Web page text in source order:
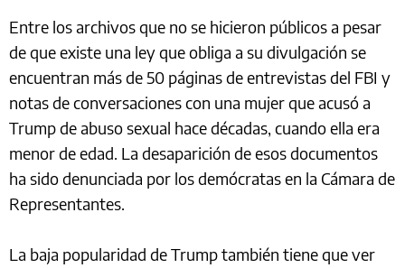
Entre los archivos que no se hicieron públicos a pesar
de que existe una ley que obliga a su divulgación se
encuentran más de 50 páginas de entrevistas del FBI y
notas de conversaciones con una mujer que acusó a
Trump de abuso sexual hace décadas, cuando ella era
menor de edad. La desaparición de esos documentos
ha sido denunciada por los demócratas en la Cámara de
Representantes.
La baja popularidad de Trump también tiene que ver